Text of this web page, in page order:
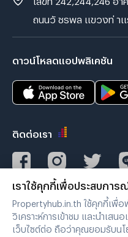
ถนนวั ชรพล แขวงท่ าแ
ดาวน์โหลดแอปพลิเคชัน
ติดต่อเรา
เราใช้คุกกี้เพื่อประสบกา
Propertyhub.in.th ใช้คุกกี้เพื่
วิเคราะห์การเข้าชม และนำเสน
เว็บไซต์ต่อ ถือว่าคุณยอมรับนโ